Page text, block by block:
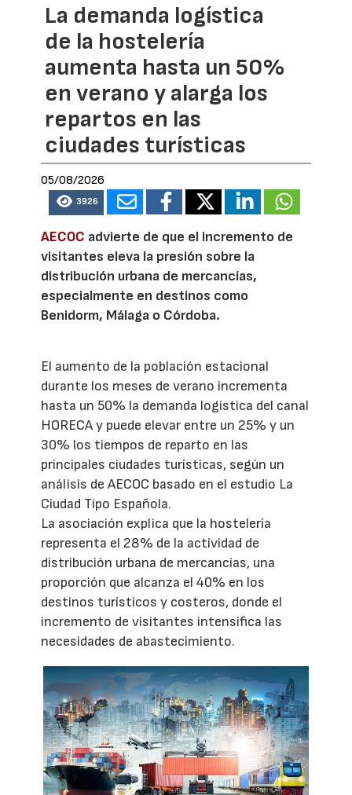
La demanda logística
de la hostelería
aumenta hasta un 50%
en verano y alarga los
repartos en las
ciudades turísticas
05/08/2026
3926
AECOC advierte de que el incremento de
visitantes eleva la presión sobre la
distribución urbana de mercancías,
especialmente en destinos como
Benidorm, Málaga o Córdoba.
El aumento de la población estacional
durante los meses de verano incrementa
hasta un 50% la demanda logística del canal
HORECA y puede elevar entre un 25% y un
30% los tiempos de reparto en las
principales ciudades turísticas, según un
análisis de AECOC basado en el estudio La
Ciudad Tipo Española.
La asociación explica que la hostelería
representa el 28% de la actividad de
distribución urbana de mercancías, una
proporción que alcanza el 40% en los
destinos turísticos y costeros, donde el
incremento de visitantes intensifica las
necesidades de abastecimiento.